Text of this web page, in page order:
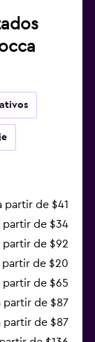
partir de $41
partir de $34
partir de $92
partir de $20
partir de $65
partir de $87
partir de $87